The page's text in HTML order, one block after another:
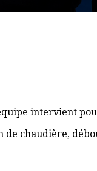
intervient
chaudière,